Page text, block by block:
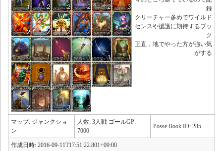
録
クリーチャー多めでワイルド
センスや援護に期待するブッ
ク
正直，地でやった方が強い気
がする
マップ: ジャンクショ
ン
人数: 3人戦 ゴールGP:
7000
Posse Book ID: 285
作成日時: 2016-09-11T17:51:22.801+09:00